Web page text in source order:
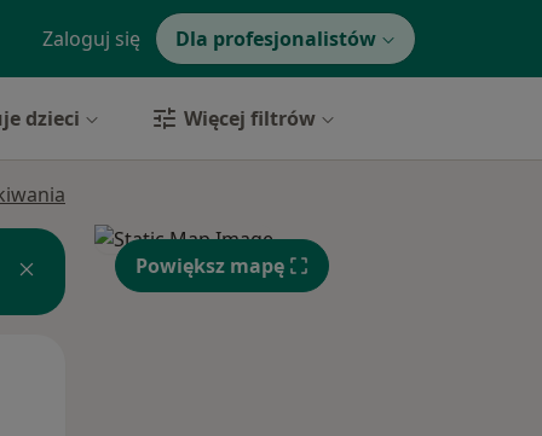
Zaloguj się Dla profesjonalistów
dzieci Więcej filtrów
Powiększ mapę